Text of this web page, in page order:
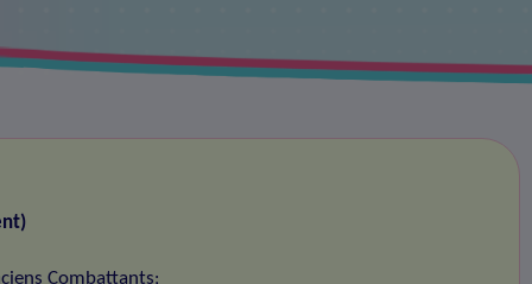
Combattants;